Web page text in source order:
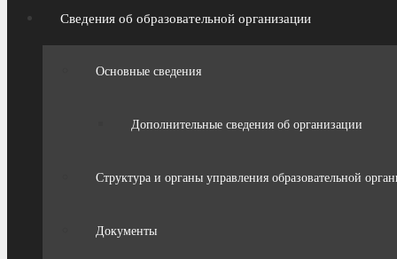
Сведения об образовательной организации
Основные сведения
Дополнительные сведения об организации
Структура и органы управления образовательной
Документы